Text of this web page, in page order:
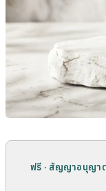
ฟรี · สัญญาอนุญาต